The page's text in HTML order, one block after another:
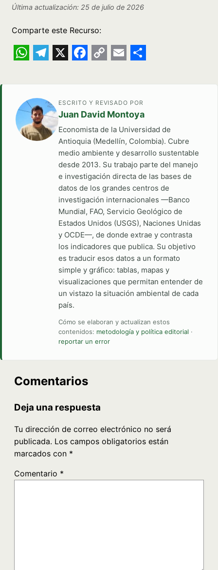
Última actualización: 25 de julio de 2026
Comparte este Recurso:
ESCRITO Y REVISADO POR
Juan David Montoya
Economista de la Universidad de
Antioquia (Medellín, Colombia). Cubre
medio ambiente y desarrollo sustentable
desde 2013. Su trabajo parte del manejo
e investigación directa de las bases de
datos de los grandes centros de
investigación internacionales —Banco
Mundial, FAO, Servicio Geológico de
Estados Unidos (USGS), Naciones Unidas
y OCDE—, de donde extrae y contrasta
los indicadores que publica. Su objetivo
es traducir esos datos a un formato
simple y gráfico: tablas, mapas y
visualizaciones que permitan entender de
un vistazo la situación ambiental de cada
país.
Cómo se elaboran y actualizan estos
contenidos: metodología y política editorial ·
reportar un error
Comentarios
Deja una respuesta
Tu dirección de correo electrónico no será
publicada. Los campos obligatorios están
marcados con *
Comentario *